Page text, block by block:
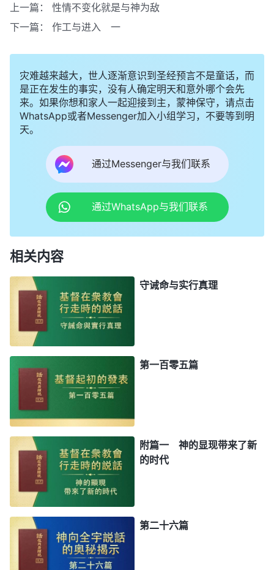
上一篇： 性情不变化就是与神为敌
下一篇： 作工与进入 一
灾难越来越大，世人逐渐意识到圣经预言不是童话，而
是正在发生的事实，没有人确定明天和意外哪个会先
来。如果你想和家人一起迎接到主，蒙神保守，请点击
WhatsApp或者Messenger加入小组学习，不要等到明
天。
通过Messenger与我们联系
通过WhatsApp与我们联系
相关内容
守诫命与实行真理
第一百零五篇
附篇一 神的显现带来了新
的时代
第二十六篇